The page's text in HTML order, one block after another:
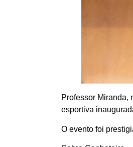
Professor Miranda,
esportiva
O evento foi